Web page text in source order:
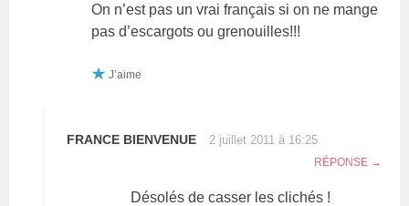
On n’est pas un vrai français si on ne mange
pas d’escargots ou grenouilles!!!
J’aime
FRANCE BIENVENUE 2 juillet 2011 à 16:25
RÉPONSE
Désolés de casser les clichés !